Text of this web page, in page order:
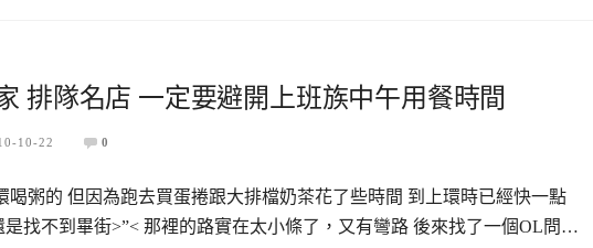
排隊名店 一定要避開上班族中午用餐時間
10-22 0
喝粥的 但因為跑去買蛋捲跟大排檔奶茶花了些時間 到上環時已經快一點
找不到畢街>”< 那裡的路實在太小條了，又有彎路 後來找了一個OL問…